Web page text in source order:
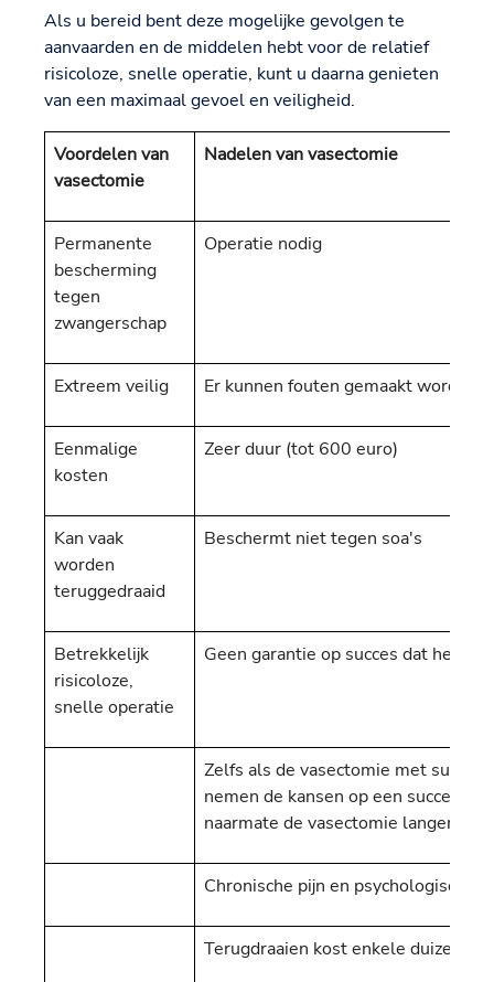
Als u bereid bent deze mogelijke gevolgen te
aanvaarden en de middelen hebt voor de relatief
risicoloze, snelle operatie, kunt u daarna genieten
van een maximaal gevoel en veiligheid.
Voordelen van
vasectomie
Nadelen van vasectomie
Permanente
bescherming
tegen
zwangerschap
Operatie nodig
Extreem veilig Er kunnen fouten gemaakt worden
Eenmalige
kosten
Zeer duur (tot 600 euro)
Kan vaak
worden
teruggedraaid
Beschermt niet tegen soa's
Betrekkelijk
risicoloze,
snelle operatie
Geen garantie op succes dat het
Zelfs als de vasectomie met
nemen de kansen op een
naarmate de vasectomie langer
Chronische pijn en psychologische
Terugdraaien kost enkele